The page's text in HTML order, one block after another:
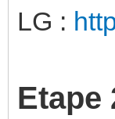
LG :
Etape